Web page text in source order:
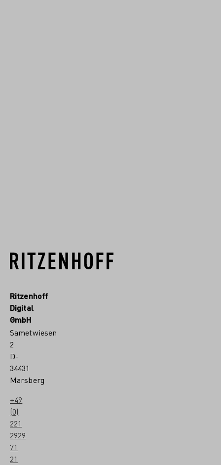
Ritzenhoff
Digital
GmbH
Sametwiesen
2
D-
34431
Marsberg
+49
(0)
221
2929
71
21